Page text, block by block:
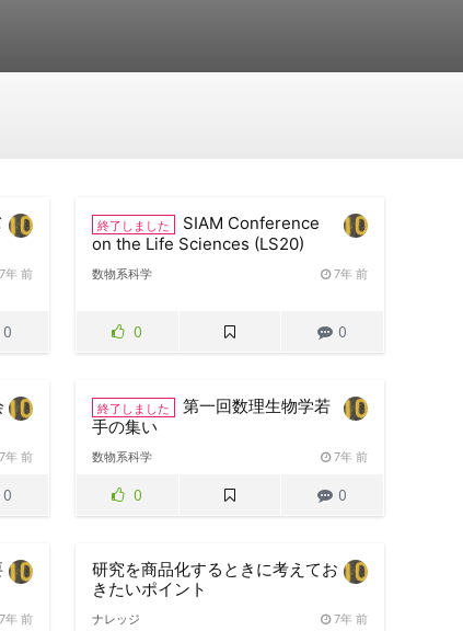
7年 前
0
終了しました
SIAM Conference
on the Life Sciences (LS20)
数物系科学 7年 前
0 0
7年 前
0
終了しました
第一回数理生物学若
手の集い
数物系科学 7年 前
0 0
7年 前
研究を商品化するときに考えてお
きたいポイント
ナレッジ 7年 前